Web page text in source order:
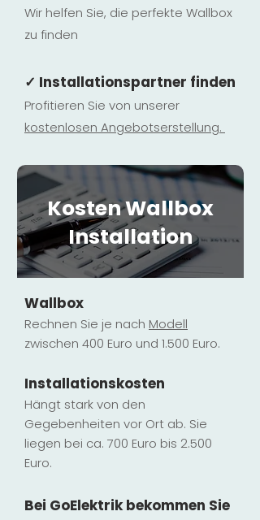
Wir helfen Sie, die perfekte Wallbox
zu finden
✓ Installationspartner finden
Profitieren Sie von unserer
kostenlosen Angebotserstellung.
Kosten Wallbox
Installation
Wallbox
Rechnen Sie je nach Modell
zwischen 400 Euro und 1.500 Euro.
Installationskosten
Hängt stark von den
Gegebenheiten vor Ort ab. Sie
liegen bei ca. 700 Euro bis 2.500
Euro.
Bei GoElektrik bekommen Sie